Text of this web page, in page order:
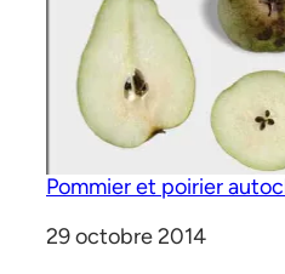
Pommier et poirier
Date
29 octobre 2014